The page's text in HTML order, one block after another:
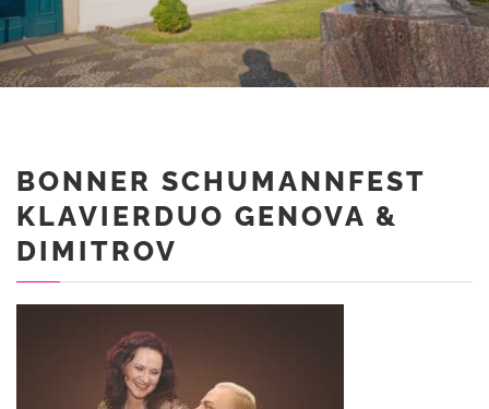
BONNER SCHUMANNFEST
KLAVIERDUO GENOVA &
DIMITROV